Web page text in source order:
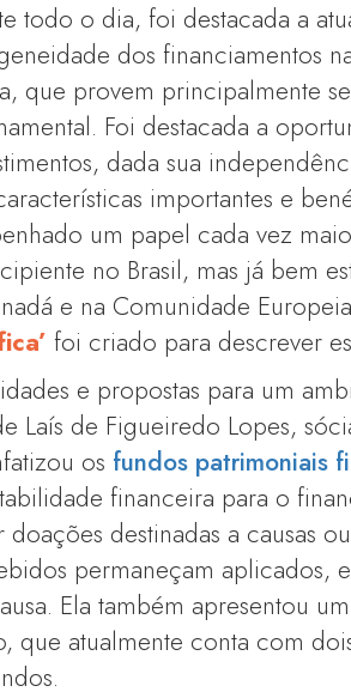
todo o dia, foi destacada a
dos financiamentos
que provem principalmente
Foi destacada a
dada sua
importantes e
um papel cada vez
no Brasil, mas já bem
e na Comunidade
foi criado para descrever
e propostas para um
Laís de Figueiredo Lopes,
os fundos patrimoniais
financeira para o
destinadas a causas
permaneçam aplicados,
Ela também apresentou
que atualmente conta com